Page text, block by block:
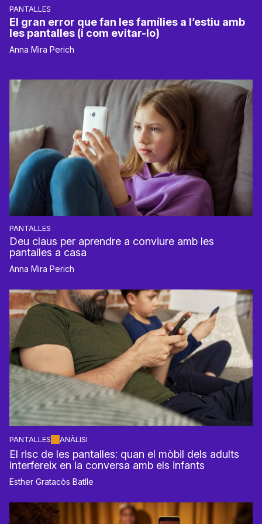
PANTALLES
El gran error que fan les famílies a l’estiu amb
les pantalles (i com evitar-lo)
Anna Mira Perich
PANTALLES
Deu claus per aprendre a conviure amb les
pantalles a casa
Anna Mira Perich
PANTALLES ANÀLISI
El risc de les pantalles: quan el mòbil dels adults
interfereix en la conversa amb els infants
Esther Gratacòs Batlle